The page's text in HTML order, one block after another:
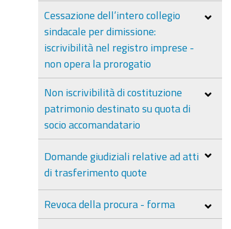
Cessazione dell’intero collegio
sindacale per dimissione:
iscrivibilità nel registro imprese -
non opera la prorogatio
Non iscrivibilità di costituzione
patrimonio destinato su quota di
socio accomandatario
Domande giudiziali relative ad atti
di trasferimento quote
Revoca della procura - forma